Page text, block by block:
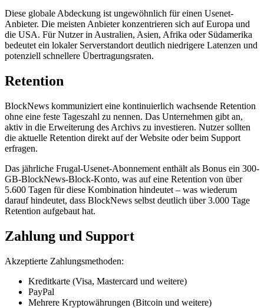
Diese globale Abdeckung ist ungewöhnlich für einen Usenet-
Anbieter. Die meisten Anbieter konzentrieren sich auf Europa und
die USA. Für Nutzer in Australien, Asien, Afrika oder Südamerika
bedeutet ein lokaler Serverstandort deutlich niedrigere Latenzen und
potenziell schnellere Übertragungsraten.
Retention
BlockNews kommuniziert eine kontinuierlich wachsende Retention
ohne eine feste Tageszahl zu nennen. Das Unternehmen gibt an,
aktiv in die Erweiterung des Archivs zu investieren. Nutzer sollten
die aktuelle Retention direkt auf der Website oder beim Support
erfragen.
Das jährliche Frugal-Usenet-Abonnement enthält als Bonus ein 300-
GB-BlockNews-Block-Konto, was auf eine Retention von über
5.600 Tagen für diese Kombination hindeutet – was wiederum
darauf hindeutet, dass BlockNews selbst deutlich über 3.000 Tage
Retention aufgebaut hat.
Zahlung und Support
Akzeptierte Zahlungsmethoden:
Kreditkarte (Visa, Mastercard und weitere)
PayPal
Mehrere Kryptowährungen (Bitcoin und weitere)